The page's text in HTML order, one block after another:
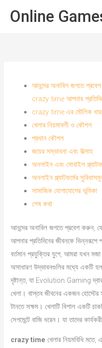
naarOnline
আনন্দের অনাবিল জগতে
crazy time আপনার
crazy time এর মৌলিক
খেলার নিয়মাবলী ও কৌশল
প্রধান কৌশল
জয়ের সম্ভাবনা এবং উত্সাহ
অনলাইন এবং মোবাইল
অনলাইন প্ল্যাটফর্মের
সামাজিক যোগাযোগের ভূমিকা
শেষ কথা
আনন্দের অনাবিল জগতে প্রবেশ করুন,
আপনার প্রতিদিনের জীবনকে ভিন্নরূপে
বর্তমান প্রযুক্তির যুগে, আমরা যখন মজা
অসাধারণ উদ্ভাবনগুলির মধ্যে একটি হল
দৃষ্টান্ত, যা Evolution Gaming দ্বারা
খেলা। বাস্তব জীবনের একজন হোস্টের
টানতে সক্ষম। খেলাটি বিশাল একটি
সেগমেন্টে বাজি ধরেন। যা তাদের
crazy time খেলার নিয়মবিধি মতে,